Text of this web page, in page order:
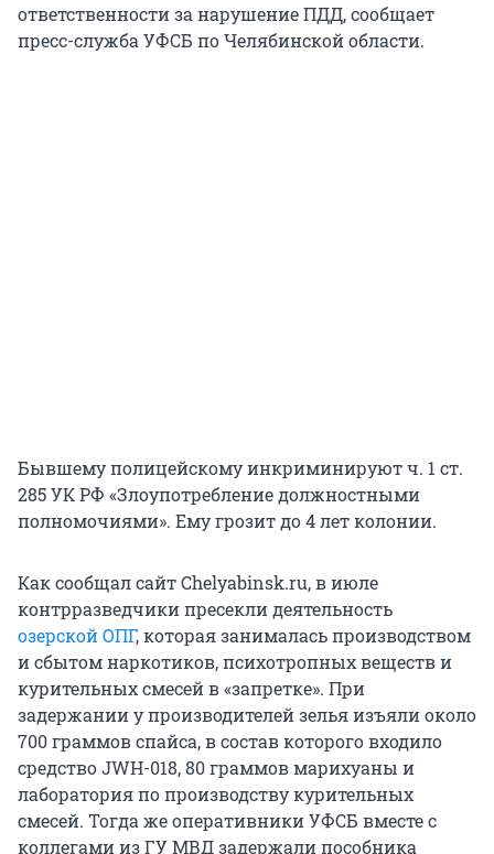
ответственности за нарушение ПДД, сообщает
пресс-служба УФСБ по Челябинской области.
Бывшему полицейскому инкриминируют ч. 1 ст.
285 УК РФ «Злоупотребление должностными
полномочиями». Ему грозит до 4 лет колонии.
Как сообщал сайт Chelyabinsk.ru, в июле
контрразведчики пресекли деятельность
озерской ОПГ, которая занималась производством
и сбытом наркотиков, психотропных веществ и
курительных смесей в «запретке». При
задержании у производителей зелья изъяли около
700 граммов спайса, в состав которого входило
средство JWH-018, 80 граммов марихуаны и
лаборатория по производству курительных
смесей. Тогда же оперативники УФСБ вместе с
коллегами из ГУ МВД задержали пособника